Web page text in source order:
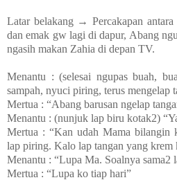
Latar belakang → Percakapan antara
dan emak gw lagi di dapur, Abang
ngasih makan Zahia di depan TV.
Menantu : (selesai ngupas buah,
sampah, nyuci piring, terus mengelap
Mertua : “Abang barusan ngelap
Menantu : (nunjuk lap biru kotak2)
Mertua : “Kan udah Mama bilangin
lap piring. Kalo lap tangan yang krem
Menantu : “Lupa Ma. Soalnya sama2
Mertua : “Lupa ko tiap hari”